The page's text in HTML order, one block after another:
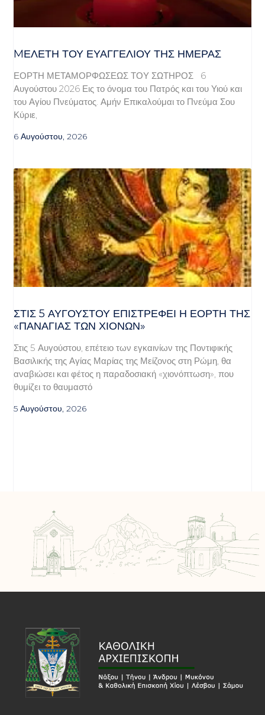
MΕΛΈΤΗ ΤΟΥ ΕΥΑΓΓΕΛΊΟΥ ΤΗΣ ΗΜΈΡΑΣ
ΕΟΡΤΗ ΜΕΤΑΜΟΡΦΩΣΕΩΣ ΤΟΥ ΣΩΤΗΡΟΣ 6
Αυγούστου 2026 Εις το όνομα του Πατρός και του Υιού και
του Αγίου Πνεύματος. Αμήν Επικαλούμαι το Πνεύμα Σου
Κύριε,
6 Αυγούστου, 2026
ΣΤΙΣ 5 ΑΥΓΟΎΣΤΟΥ ΕΠΙΣΤΡΈΦΕΙ Η ΕΟΡΤΉ ΤΗΣ
«ΠΑΝΑΓΊΑΣ ΤΩΝ ΧΙΌΝΩΝ»
Στις 5 Αυγούστου, επέτειο των εγκαινίων της Ποντιφικής
Βασιλικής της Αγίας Μαρίας της Μείζονος στη Ρώμη, θα
αναβιώσει και φέτος η παραδοσιακή «χιονόπτωση», που
θυμίζει το θαυμαστό
5 Αυγούστου, 2026